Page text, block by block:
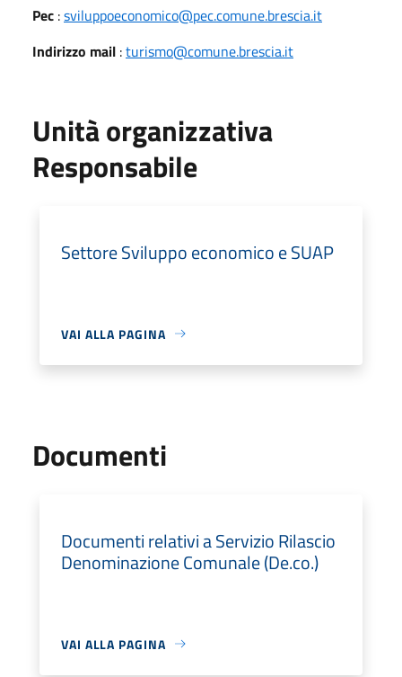
Pec :sviluppoeconomico@pec.comune.brescia.it
Indirizzo mail :turismo@comune.brescia.it
Unità organizzativa
Responsabile
Settore Sviluppo economico e SUAP
VAI ALLA PAGINA
Documenti
Documenti relativi a Servizio Rilascio
Denominazione Comunale (De.co.)
VAI ALLA PAGINA